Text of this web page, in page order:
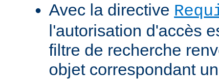
Avec la directive
l'autorisation d'accès
filtre de recherche
objet correspondant